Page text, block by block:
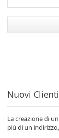
Nuovi Clienti
La creazione di
più di un